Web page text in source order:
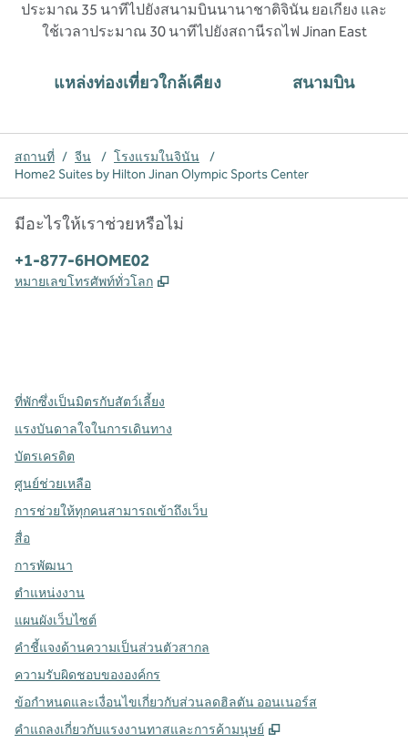
ประมาณ 35 นาทีไปยังสนามบินนานาชาติจินัน ยอเกียง และ
ใช้เวลาประมาณ 30 นาทีไปยังสถานีรถไฟ Jinan East
แหล่งท่องเที่ยวใกล้เคียง สนามบิน
สถานที่ / จีน / โรงแรมในจินัน
/
Home2 Suites by Hilton Jinan Olympic Sports Center
มีอะไรให้เราช่วยหรือไม่
โทรศัพท์:
+1-877-6HOME02
หมายเลขโทรศัพท์ทั่วโลก ,
ที่พักซึ่งเป็นมิตรกับสัตว์เลี้ยง
แรงบันดาลใจในการเดินทาง
บัตรเครดิต
ศูนย์ช่วยเหลือ
การช่วยให้ทุกคนสามารถเข้าถึงเว็บ
สื่อ
การพัฒนา
ตำแหน่งงาน
แผนผังเว็บไซต์
คำชี้แจงด้านความเป็นส่วนตัวสากล
ความรับผิดชอบขององค์กร
ข้อกำหนดและเงื่อนไขเกี่ยวกับส่วนลดฮิลตัน ออนเนอร์ส
คําแถลงเกี่ยวกับแรงงานทาสและการค้ามนุษย์
,